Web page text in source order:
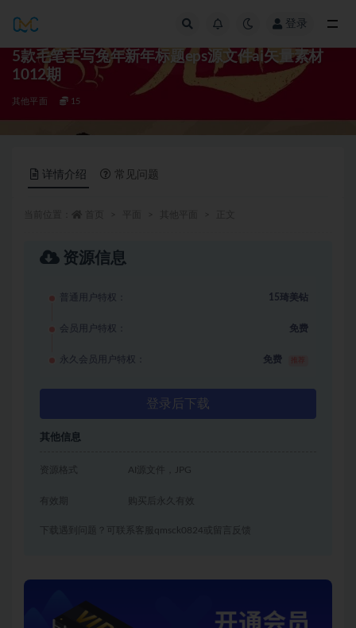
登录
5款毛笔手写兔年新年标题eps源文件ai矢量素材
1012期
其他平面 15
详情介绍 常见问题
资源信息
普通用户特权： 15琦美钻
会员用户特权： 免费
永久会员用户特权： 免费
登录后下载
其他信息
资源格式 AI源文件，JPG
有效期 购买后永久有效
下载遇到问题？可联系客服qmsck0824或留言反馈